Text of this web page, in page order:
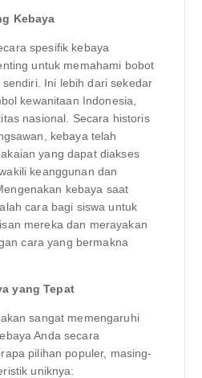
Kebaya
spesifik kebaya
untuk memahami bobot
Ini lebih dari sekedar
kewanitaan Indonesia,
nasional. Secara historis
kebaya telah
yang dapat diakses
keanggunan dan
kebaya saat
cara bagi siswa untuk
mereka dan merayakan
cara yang bermakna
yang Tepat
sangat memengaruhi
Anda secara
pilihan populer, masing-
uniknya: